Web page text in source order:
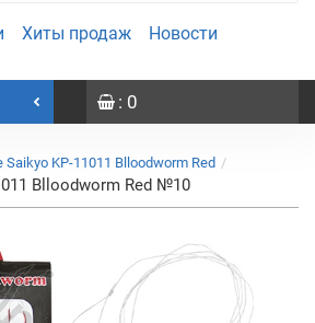
Хиты продаж
Новости
: 0
KP-11011 Blloodworm Red
Blloodworm Red №10